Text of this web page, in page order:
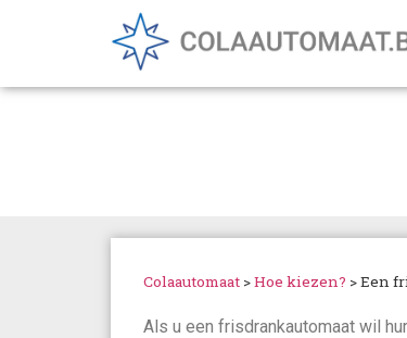
Colaautomaat >Hoe kiezen? >Een
Als u een frisdrankautomaat wil